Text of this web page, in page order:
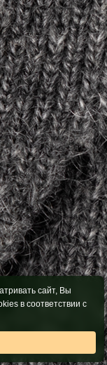
сайт, Вы
в соответствии с